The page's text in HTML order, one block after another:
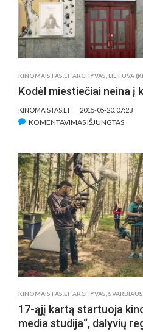
V.
KINOMAISTAS.LT ARCHYVAS LIETUVA
Kodėl miestiečiai neina į
KINOMAISTAS.LT 2015-05-20, 07:23
KOMENTAVIMAS IŠJUNGTASĮRAŠE
KINĄ
KINOMAISTAS.LT ARCHYVAS
17-ąjį kartą startuoja
media studija“, dalyvių